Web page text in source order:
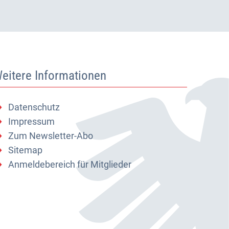
Informationen
Datenschutz
Impressum
Zum Newsletter-Abo
Sitemap
Anmeldebereich für Mitglieder